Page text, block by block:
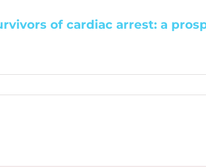
of cardiac arrest: a